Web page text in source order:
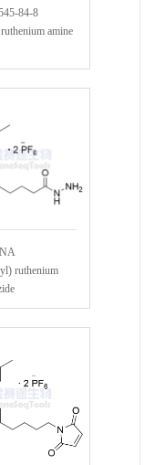
84-8
amine
ruthenium